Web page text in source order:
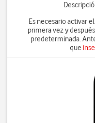
Es necesario activar
primera vez y
predeterminada.
que